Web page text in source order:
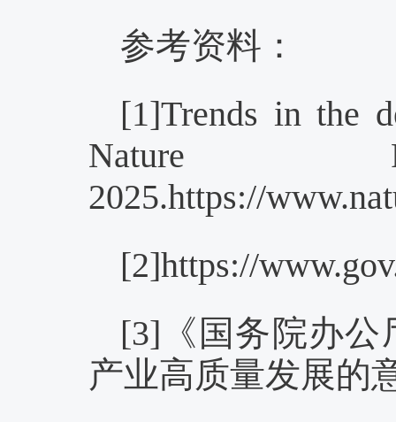
参考资料：
[1]Trends in the
Nature
2025.https://
[2]https://
[3]《国务院办
产业高质量发展的